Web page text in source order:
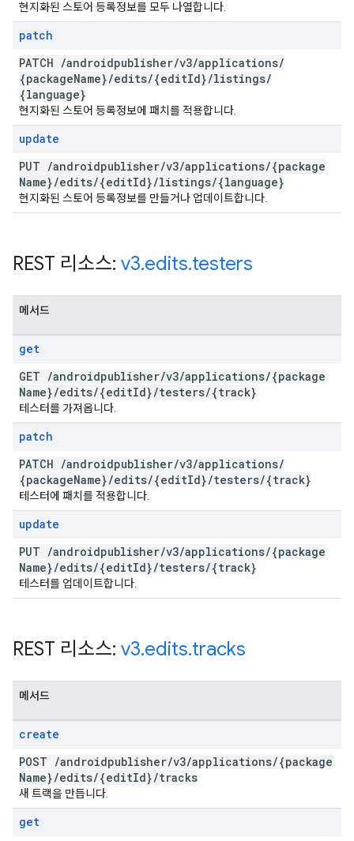
현지화된 스토어 등록정보를 모두 나열합니다.
patch
PATCH /androidpublisher/v3/applications/
{packageName}/edits/{editId}/listings/
{language}
현지화된 스토어 등록정보에 패치를 적용합니다.
update
PUT /androidpublisher/v3/applications/{package
Name}/edits/{editId}/listings/{language}
현지화된 스토어 등록정보를 만들거나 업데이트합니다.
REST 리소스: v3.edits.testers
메서드
get
GET /androidpublisher/v3/applications/{package
Name}/edits/{editId}/testers/{track}
테스터를 가져옵니다.
patch
PATCH /androidpublisher/v3/applications/
{packageName}/edits/{editId}/testers/{track}
테스터에 패치를 적용합니다.
update
PUT /androidpublisher/v3/applications/{package
Name}/edits/{editId}/testers/{track}
테스터를 업데이트합니다.
REST 리소스: v3.edits.tracks
메서드
create
POST /androidpublisher/v3/applications/{package
Name}/edits/{editId}/tracks
새 트랙을 만듭니다.
get